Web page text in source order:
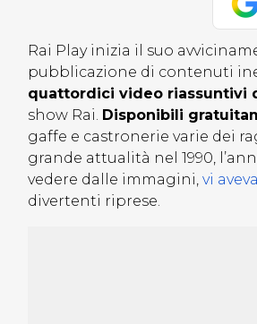
Rai Play inizia il suo
pubblicazione di contenuti
quattordici video riassuntivi
show Rai. Disponibili
gaffe e castronerie varie dei
grande attualità nel 1990,
vedere dalle immagini, vi
divertenti riprese.